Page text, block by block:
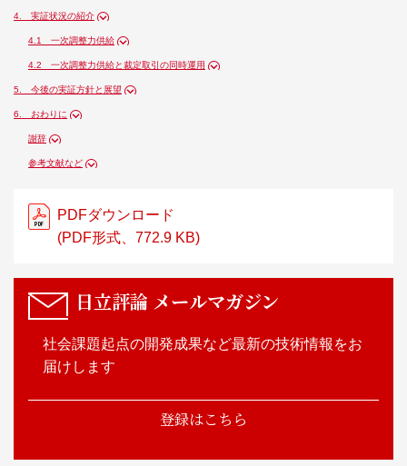
4. 実証状況の紹介
4.1 一次調整力供給
4.2 一次調整力供給と裁定取引の同時運用
5. 今後の実証方針と展望
6. おわりに
謝辞
参考文献など
PDFダウンロード
(PDF形式、772.9 KB)
日立評論 メールマガジン
社会課題起点の開発成果など最新の技術情報をお
届けします
登録はこちら